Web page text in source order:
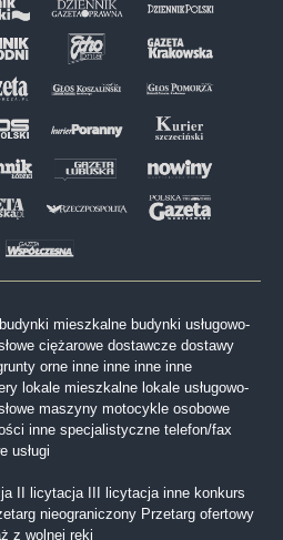
budynki mieszkalne budynki usługowo-
ciężarowe dostawcze dostawy
orne inne inne inne inne
lokale mieszkalne lokale usługowo-
maszyny motocykle osobowe
inne specjalistyczne telefon/fax
usługi
II licytacja III licytacja inne konkurs
nieograniczony Przetarg ofertowy
z wolnej reki